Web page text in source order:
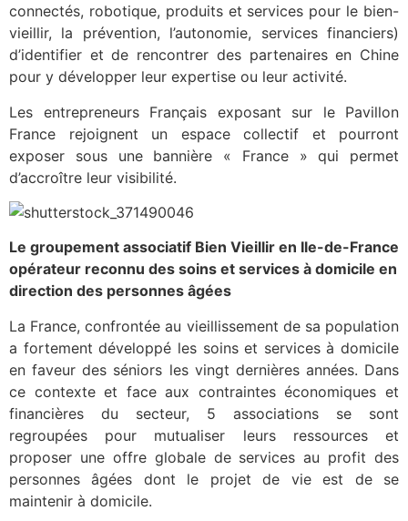
connectés, robotique, produits et services pour le bien-
vieillir, la prévention, l’autonomie, services financiers)
d’identifier et de rencontrer des partenaires en Chine
pour y développer leur expertise ou leur activité.
Les entrepreneurs Français exposant sur le Pavillon
France rejoignent un espace collectif et pourront
exposer sous une bannière « France » qui permet
d’accroître leur visibilité.
Le groupement associatif Bien Vieillir en Ile-de-France
opérateur reconnu des soins et services à domicile en
direction des personnes âgées
La France, confrontée au vieillissement de sa population
a fortement développé les soins et services à domicile
en faveur des séniors les vingt dernières années. Dans
ce contexte et face aux contraintes économiques et
financières du secteur, 5 associations se sont
regroupées pour mutualiser leurs ressources et
proposer une offre globale de services au profit des
personnes âgées dont le projet de vie est de se
maintenir à domicile.